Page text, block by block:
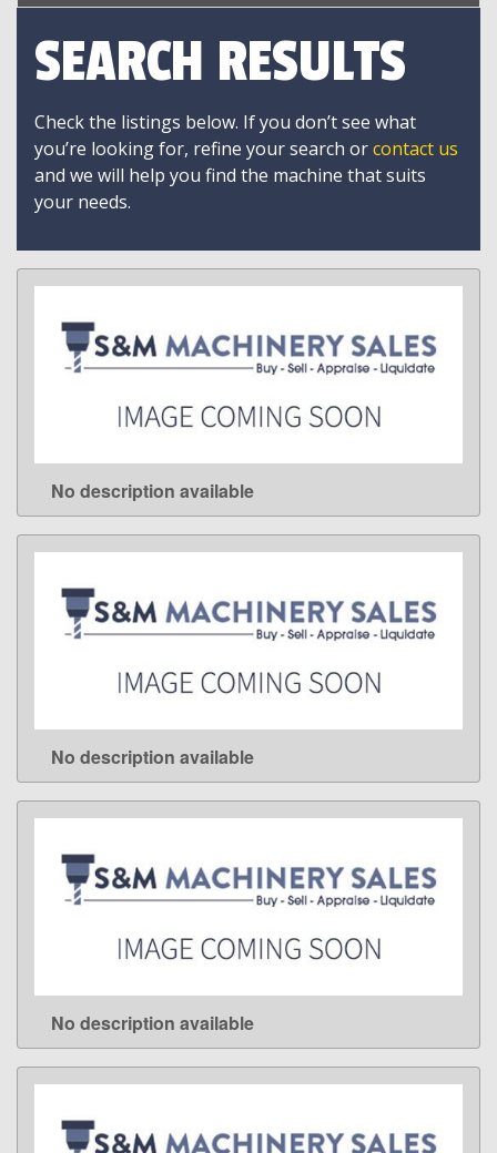
SEARCH RESULTS
Check the listings below. If you don’t see what
you’re looking for, refine your search orcontact us
and we will help you find the machine that suits
your needs.
LEARN MORE
No description available
LEARN MORE
No description available
LEARN MORE
No description available